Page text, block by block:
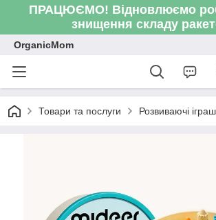
ПРАЦЮЄМО! Відновлюємо
знищення складу
OrganicMom
Товари та послуги Розвиваючі